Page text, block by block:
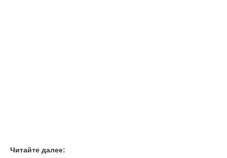
Читайте далее: